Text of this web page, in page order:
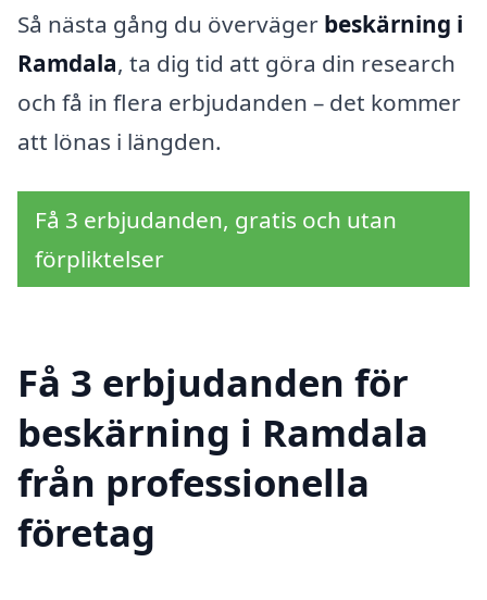
Så nästa gång du överväger beskärning i
Ramdala, ta dig tid att göra din research
och få in flera erbjudanden – det kommer
att lönas i längden.
Få 3 erbjudanden, gratis och utan
förpliktelser
Få 3 erbjudanden för
beskärning i Ramdala
från professionella
företag